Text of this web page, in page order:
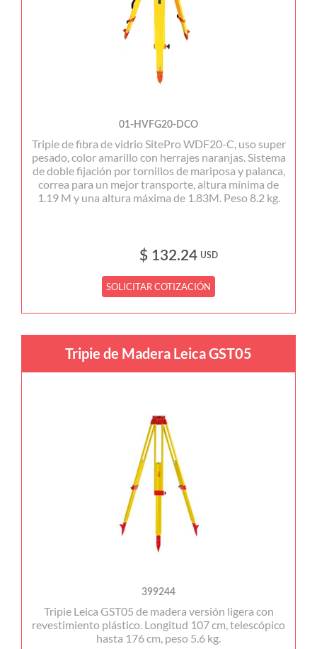
01-HVFG20-DCO
Tripie de fibra de vidrio SitePro WDF20-C, uso super
pesado, color amarillo con herrajes naranjas. Sistema
de doble fijación por tornillos de mariposa y palanca,
correa para un mejor transporte, altura mínima de
1.19 M y una altura máxima de 1.83M. Peso 8.2 kg.
$ 132.24 USD
SOLICITAR COTIZACIÓN
Tripie de Madera Leica GST05
399244
Tripie Leica GST05 de madera versión ligera con
revestimiento plástico. Longitud 107 cm, telescópico
hasta 176 cm, peso 5.6 kg.